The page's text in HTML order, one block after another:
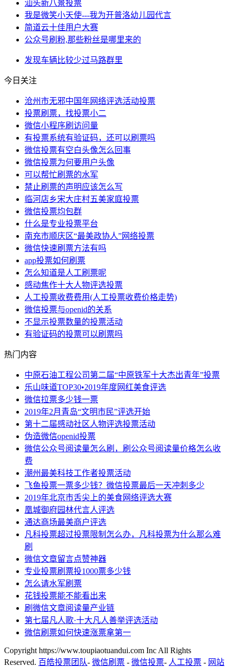
汕头新八景投票
我是微笑小天使---我为开普洛幼儿园代言
简道云十佳用户大赛
公众号刷粉,那些粉丝是哪里来的
发现车辆 比较少过马路群里
今日关注
沧州市无邪中国年网络评选活动投票
投票刷票，找投票小二
微信小程序刷访问量
有投票系统有验证码，还可以刷票吗
微信投票有空白头像怎么回事
微信投票为何要用户头像
可以帮忙刷票的水军
禁止刷票的声明应该怎么写
临河店乡宋大庄村五美家庭投票
微信投票均包群
什么是专业投票平台
南充市顺庆区“最美政协人”网络投票
微信快速刷票方法有吗
app投票如何刷票
怎么知道是人工刷票呢
感动焦作十大人物评选投票
人工投票收费费用(人工投票收费价格走势)
微信投票与openid的关系
不显示投票数量的投票活动
有验证码的投票可以刷票吗
热门内容
中原石油工程公司第二届“中原铁军十大杰出青年”投票
乐山味道TOP30•2019年度网红美食评选
微信拉票多少钱一票
2019年2月青岛“文明市民”评选开始
第十二届感动社区人物评选投票活动
伪造微信openid投票
微信公众号阅读量怎么刷，刷公众号阅读量价格怎么收
费
潮州最美科技工作者投票活动
飞鱼投票一票多少钱？微信投票最后一天冲刺多少
2019年北京市舌尖上的美食网络评选大赛
凰城御府园林代言人评选
通达商场最美商户评选
凡科投票超过投票限制怎么办，凡科投票为什么那么难
刷
微信文章留言点赞神器
专业投票刷票投1000票多少钱
怎么请水军刷票
花钱投票能不能看出来
刷微信文章阅读量产业链
第七届凡人歌·十大凡人善举评选活动
微信刷票如何快速涨票拿第一
Copyright https://www.toupiaotuandui.com Inc All Rights
Reserved. 百皓投票团队- 微信刷票 - 微信投票- 人工投票 - 网站